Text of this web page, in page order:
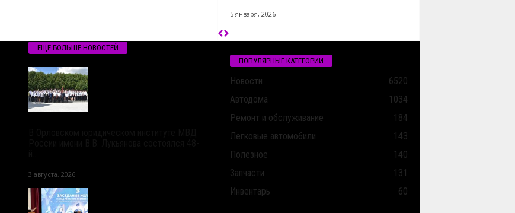
5 января, 2026
ЕЩЁ БОЛЬШЕ НОВОСТЕЙ
3 августа, 2026
ПОПУЛЯРНЫЕ КАТЕГОРИИ
Новости
6520
Автодома
1034
Ремонт и обслуживание
184
Легковые автомобили
143
Полезное
140
Запчасти
131
Инвентарь
60